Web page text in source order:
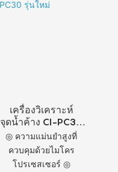
เครื่องวิเคราะห์
จุดน้ำค้าง CI-PC30
รุ่นใหม่
◎ ความแม่นยำสูงที่
ควบคุมด้วยไมโคร
โปรเซสเซอร์ ◎